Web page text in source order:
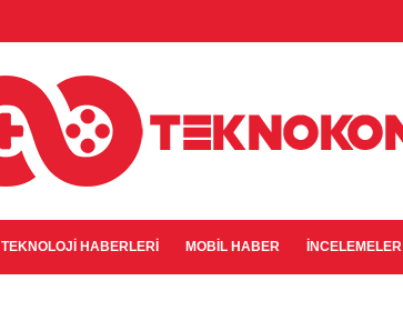
TEKNOLOJI HABERLERI MOBIL HABER İNCELEMELER